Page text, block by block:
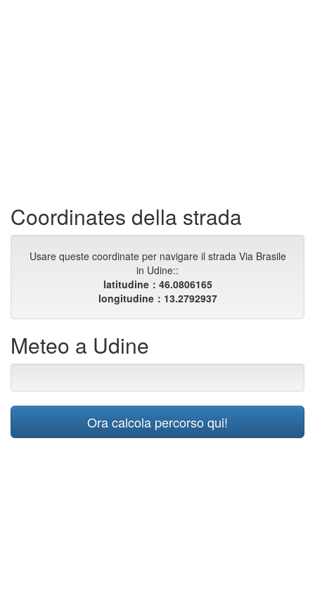
Coordinates della strada
Usare queste coordinate per navigare il strada Via Brasile
in Udine::
latitudine：46.0806165
longitudine：13.2792937
Meteo a Udine
Ora calcola percorso qui!